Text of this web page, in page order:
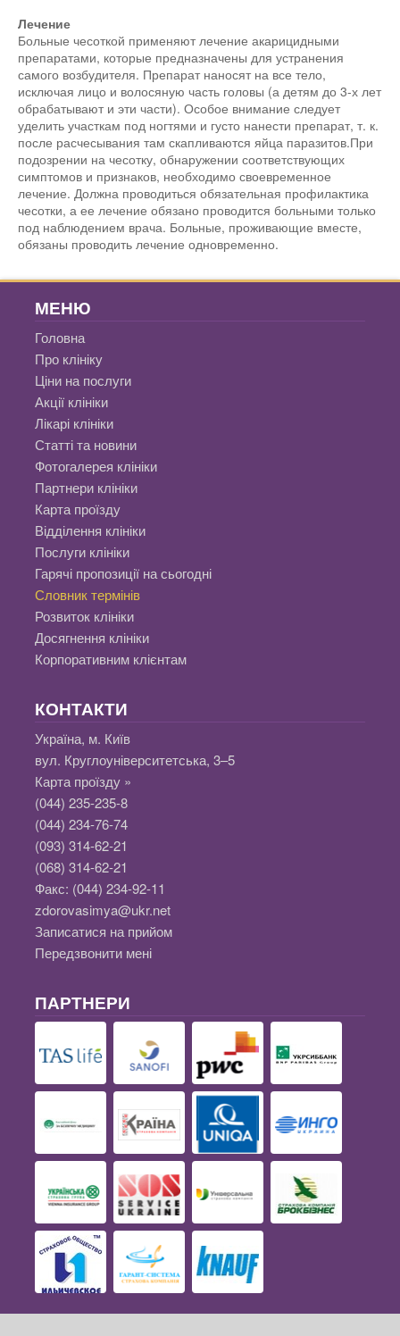
Лечение
Больные чесоткой применяют лечение акарицидными
препаратами, которые предназначены для устранения
самого возбудителя. Препарат наносят на все тело,
исключая лицо и волосяную часть головы (а детям до 3-х лет
обрабатывают и эти части). Особое внимание следует
уделить участкам под ногтями и густо нанести препарат, т. к.
после расчесывания там скапливаются яйца паразитов.При
подозрении на чесотку, обнаружении соответствующих
симптомов и признаков, необходимо своевременное
лечение. Должна проводиться обязательная профилактика
чесотки, а ее лечение обязано проводится больными только
под наблюдением врача. Больные, проживающие вместе,
обязаны проводить лечение одновременно.
МЕНЮ
Головна
Про клініку
Ціни на послуги
Акції клініки
Лікарі клініки
Статті та новини
Фотогалерея клініки
Партнери клініки
Карта проїзду
Відділення клініки
Послуги клініки
Гарячі пропозиції на сьогодні
Словник термінів
Розвиток клініки
Досягнення клініки
Корпоративним клієнтам
КОНТАКТИ
Україна, м. Київ
вул. Круглоуніверситетська, 3–5
Карта проїзду »
(044) 235-235-8
(044) 234-76-74
(093) 314-62-21
(068) 314-62-21
Факс: (044) 234-92-11
zdorovasimya@ukr.net
Записатися на прийом
Передзвонити мені
ПАРТНЕРИ